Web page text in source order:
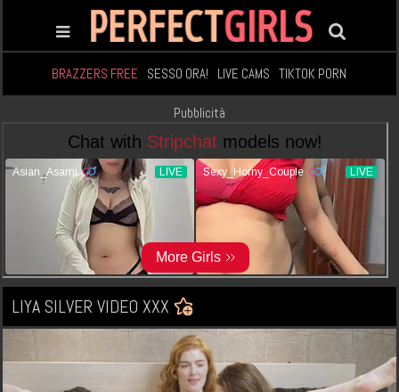
BRAZZERS FREE SESSO ORA! LIVE CAMS TIKTOK PORN
Pubblicità
LIYA SILVER VIDEO XXX